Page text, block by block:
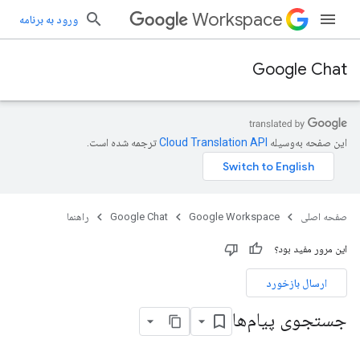
Workspace ورود به برنامه
Google Chat
این صفحه به‌وسیله ترجمه شده است.
صفحه اصلی Google Workspace
Google Chat راهنما
این مرور مفید بود؟
ارسال بازخورد
جستجوی پیام‌ها